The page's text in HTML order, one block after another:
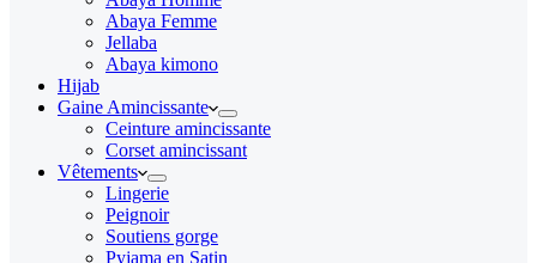
Abaya Femme
Jellaba
Abaya kimono
Hijab
Gaine Amincissante
Ceinture amincissante
Corset amincissant
Vêtements
Lingerie
Peignoir
Soutiens gorge
Pyjama en Satin